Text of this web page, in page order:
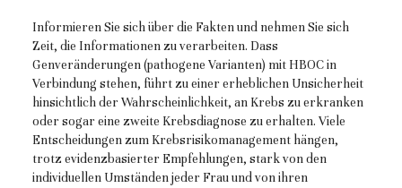
Informieren Sie sich über die Fakten und nehmen Sie sich
Zeit, die Informationen zu verarbeiten. Dass
Genveränderungen (pathogene Varianten) mit HBOC in
Verbindung stehen, führt zu einer erheblichen Unsicherheit
hinsichtlich der Wahrscheinlichkeit, an Krebs zu erkranken
oder sogar eine zweite Krebsdiagnose zu erhalten. Viele
Entscheidungen zum Krebsrisikomanagement hängen,
trotz evidenzbasierter Empfehlungen, stark von den
individuellen Umständen jeder Frau und von ihren